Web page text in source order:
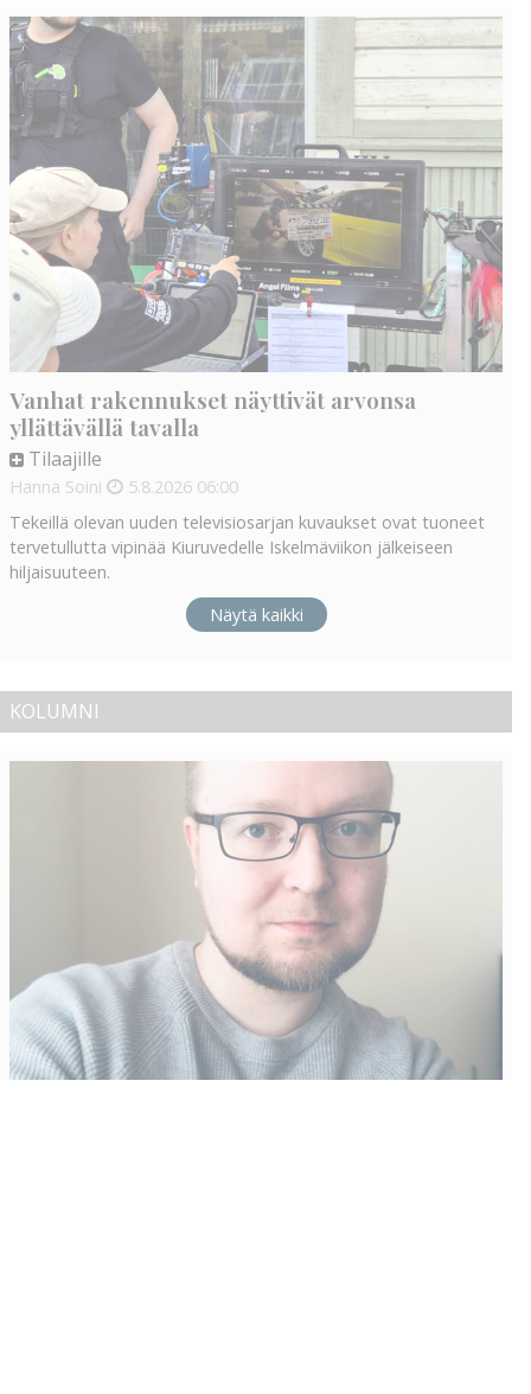
Vanhat rakennukset näyttivät arvonsa
yllättävällä tavalla
Tilaajille
Hanna Soini 5.8.2026 06:00
Tekeillä olevan uuden televisiosarjan kuvaukset ovat tuoneet
tervetullutta vipinää Kiuruvedelle Iskelmäviikon jälkeiseen
hiljaisuuteen.
Näytä kaikki
KOLUMNI